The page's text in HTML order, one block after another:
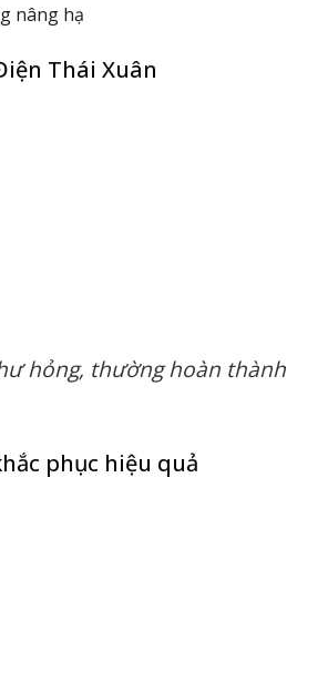
nâng hạ
Thái Xuân
hỏng, thường hoàn thành
phục hiệu quả